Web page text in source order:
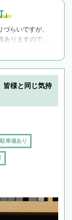
」
らいですが、
りますので、
務所に絞り込
皆様と同じ気持
駐車場あり